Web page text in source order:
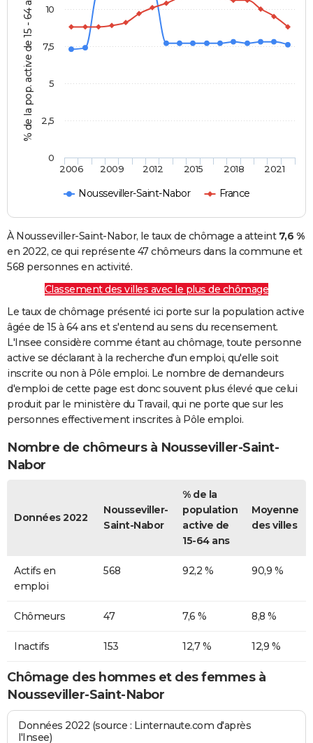
% de la pop. active de 15 - 64 ans
Nousseviller-Saint-Nabor France
2006 2009 2012 2015 2018 2021
0
2,5
5
7,5
10
À Nousseviller-Saint-Nabor, le taux de chômage a atteint 7,6 %
en 2022, ce qui représente 47 chômeurs dans la commune et
568 personnes en activité.
Classement des villes avec le plus de chômage
Le taux de chômage présenté ici porte sur la population active
âgée de 15 à 64 ans et s'entend au sens du recensement.
L'Insee considère comme étant au chômage, toute personne
active se déclarant à la recherche d'un emploi, qu'elle soit
inscrite ou non à Pôle emploi. Le nombre de demandeurs
d'emploi de cette page est donc souvent plus élevé que celui
produit par le ministère du Travail, qui ne porte que sur les
personnes effectivement inscrites à Pôle emploi.
Nombre de chômeurs à Nousseviller-Saint-
Nabor
Données 2022
Nousseviller-
Saint-Nabor
% de la
population
active de
15-64 ans
Moyenne
des villes
Actifs en
emploi
568 92,2 % 90,9 %
Chômeurs 47 7,6 % 8,8 %
Inactifs 153 12,7 % 12,9 %
Chômage des hommes et des femmes à
Nousseviller-Saint-Nabor
Données 2022 (source : Linternaute.com d'après
l'Insee)